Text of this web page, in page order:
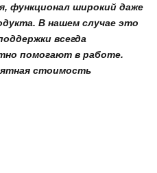
функционал широкий даже
В нашем случае это
всегда
помогают в работе.
стоимость